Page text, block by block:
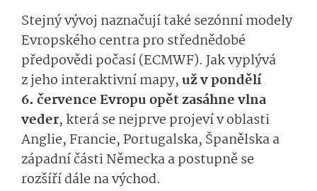
Stejný vývoj naznačují také sezónní modely
Evropského centra pro střednědobé
předpovědi počasí (ECMWF). Jak vyplývá
z jeho interaktivní mapy,už v pondělí
6. července Evropu opět zasáhne vlna
veder, která se nejprve projeví v oblasti
Anglie, Francie, Portugalska, Španělska a
západní části Německa a postupně se
rozšíří dále na východ.